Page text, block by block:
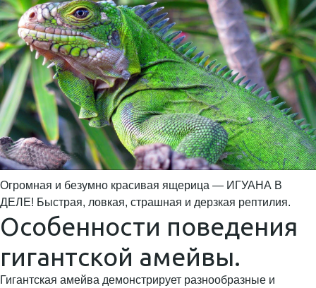
Огромная и безумно красивая ящерица — ИГУАНА В
ДЕЛЕ! Быстрая, ловкая, страшная и дерзкая рептилия.
Особенности поведения
гигантской амейвы.
Гигантская амейва демонстрирует разнообразные и